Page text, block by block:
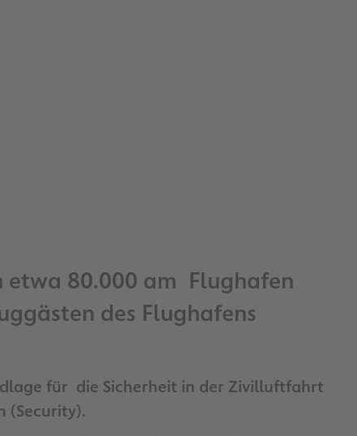
etwa 80.000 am Flughafen
des Flughafens
für die Sicherheit in der Zivilluftfahrt
(Security).